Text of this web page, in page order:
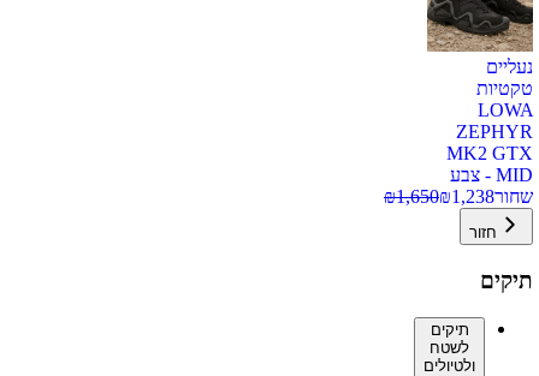
נעליים
טקטיות
LOWA
ZEPHYR
MK2 GTX
MID - צבע
שחור
₪1,238
₪1,650
חזור
תיקים
תיקים
לשטח
ולטיולים